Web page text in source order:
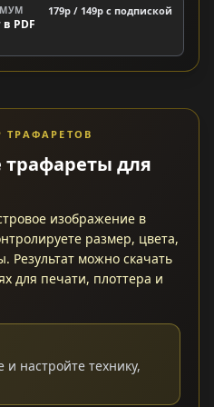
PDF
179р / 149р c подпиской
ТРАФАРЕТОВ
для
изображение в
размер, цвета,
Результат можно скачать
для печати, плоттера и
настройте технику,